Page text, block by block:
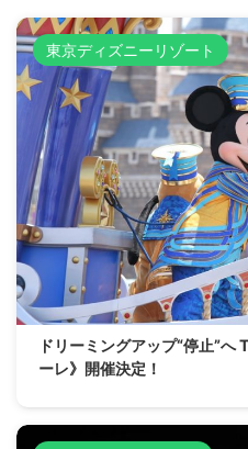
東京ディズニーリゾート
ドリーミングアップ“停止”
ーレ》開催決定！